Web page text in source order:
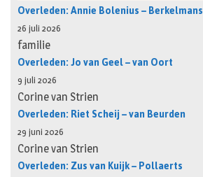
Overleden: Annie Bolenius – Berkelmans
26 juli 2026
familie
Overleden: Jo van Geel – van Oort
9 juli 2026
Corine van Strien
Overleden: Riet Scheij – van Beurden
29 juni 2026
Corine van Strien
Overleden: Zus van Kuijk – Pollaerts